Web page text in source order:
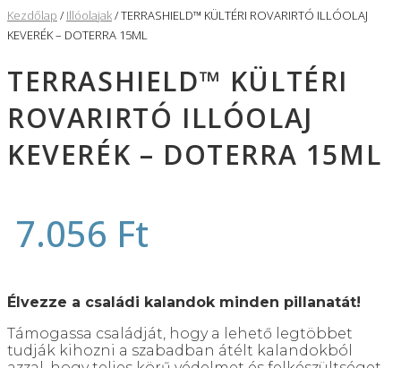
Kezdőlap / Illóolajak/ TERRASHIELD™ KÜLTÉRI ROVARIRTÓ ILLÓOLAJ
KEVERÉK – DOTERRA 15ML
TERRASHIELD™ KÜLTÉRI
ROVARIRTÓ ILLÓOLAJ
KEVERÉK – DOTERRA 15ML
7.056 Ft
Élvezze a családi kalandok minden pillanatát!
Támogassa családját, hogy a lehető legtöbbet
tudják kihozni a szabadban átélt kalandokból